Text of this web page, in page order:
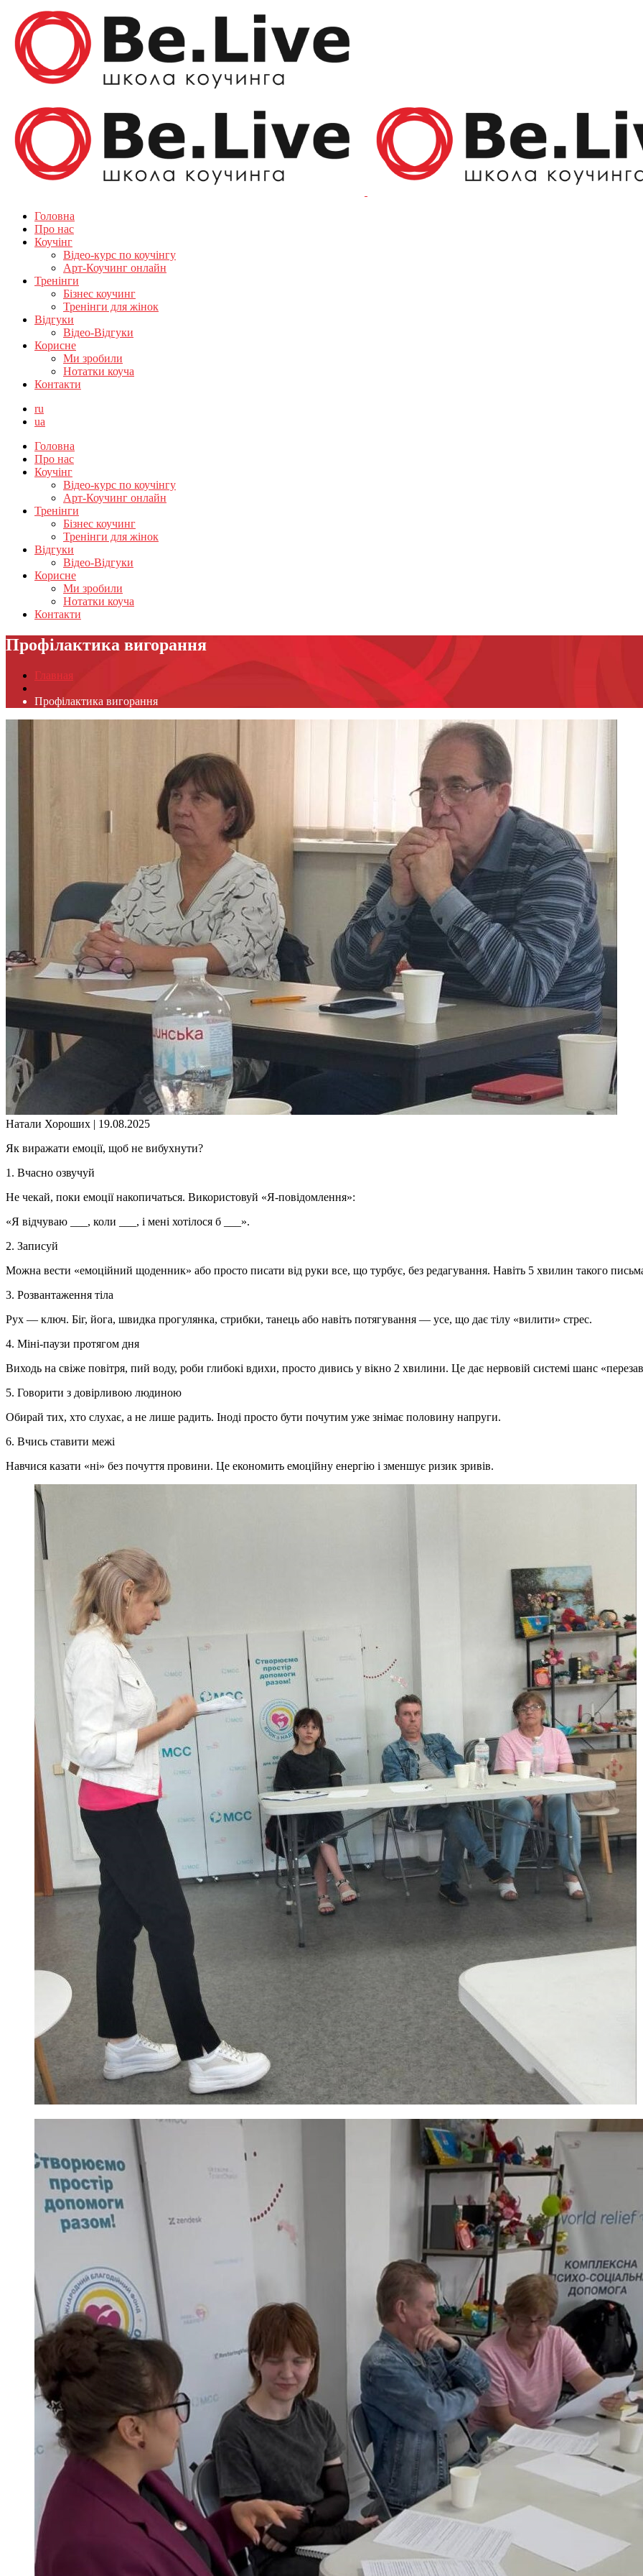
Головна
Про нас
Коучінг
Відео-курс по коучінгу
Арт-Коучинг онлайн
Тренінги
Бізнес коучинг
Тренінги для жінок
Відгуки
Відео-Відгуки
Корисне
Ми зробили
Нотатки коуча
Контакти
ru
ua
Головна
Про нас
Коучінг
Відео-курс по коучінгу
Арт-Коучинг онлайн
Тренінги
Бізнес коучинг
Тренінги для жінок
Відгуки
Відео-Відгуки
Корисне
Ми зробили
Нотатки коуча
Контакти
Профілактика вигорання
Главная
Профілактика вигорання
Натали Хороших | 19.08.2025
Як виражати емоції, щоб не вибухнути?
1. Вчасно озвучуй
Не чекай, поки емоції накопичаться. Використовуй «Я-повідомлення»:
«Я відчуваю ___, коли ___, і мені хотілося б ___».
2. Записуй
Можна вести «емоційний щоденник» або просто писати від руки все, що турбує, без редагування. Навіть 5 хвилин такого
3. Розвантаження тіла
Рух — ключ. Біг, йога, швидка прогулянка, стрибки, танець або навіть потягування — усе, що дає тілу «вилити» стрес.
4. Міні-паузи протягом дня
Виходь на свіже повітря, пий воду, роби глибокі вдихи, просто дивись у вікно 2 хвилини. Це дає нервовій системі шанс
5. Говорити з довірливою людиною
Обирай тих, хто слухає, а не лише радить. Іноді просто бути почутим уже знімає половину напруги.
6. Вчись ставити межі
Навчися казати «ні» без почуття провини. Це економить емоційну енергію і зменшує ризик зривів.